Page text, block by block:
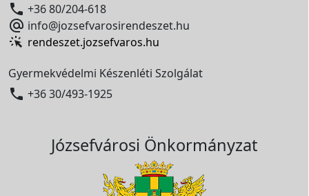
 +36 80/204-618
 info@jozsefvarosirendeszet.hu
rendeszet.jozsefvaros.hu
Gyermekvédelmi Készenléti Szolgálat
 +36 30/493-1925
Józsefvárosi Önkormányzat